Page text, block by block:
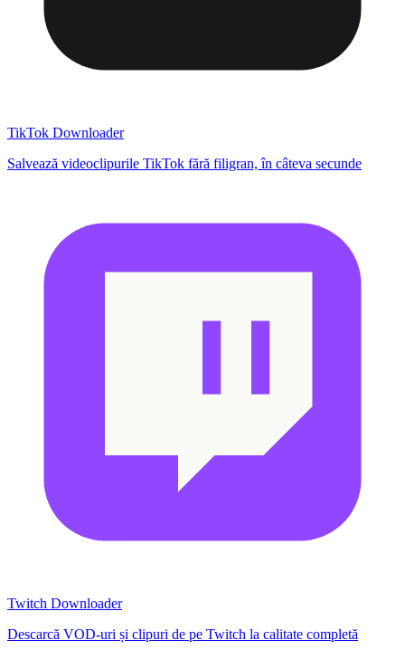
TikTok Downloader
Salvează videoclipurile TikTok fără filigran, în câteva secunde
Twitch Downloader
Descarcă VOD-uri și clipuri de pe Twitch la calitate completă